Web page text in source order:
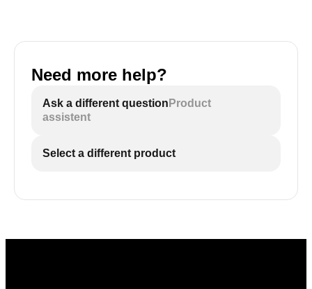
Need more help?
Ask a different question Product
assistent
Select a different product